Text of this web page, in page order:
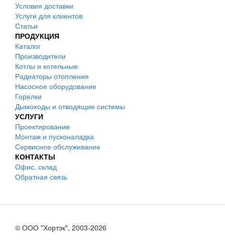
Условия доставки
Услуги для клиентов
Статьи
ПРОДУКЦИЯ
Каталог
Производители
Котлы и котельные
Радиаторы отопления
Насосное оборудование
Горелки
Дымоходы и отводящие системы
УСЛУГИ
Проектирование
Монтаж и пусконаладка
Сервисное обслуживание
КОНТАКТЫ
Офис, склад
Обратная связь
© ООО "Хортэк", 2003-2026